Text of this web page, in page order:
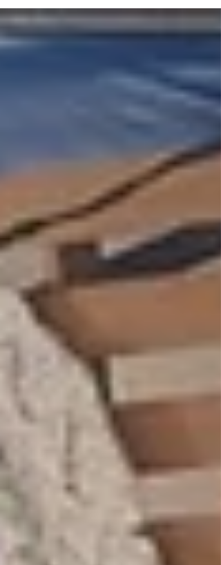
das 19h30, o WTIC (Workshop de Tecnologia
Informação e Computação). Organizado pela
coordenação dos cursos de Ciência da
Computação e Engenharia de Computação, o
evento será realizado no Salão Nobre da
FUMEP e contará com palestras gratuitas,
abertas ao público interessado nas áreas de